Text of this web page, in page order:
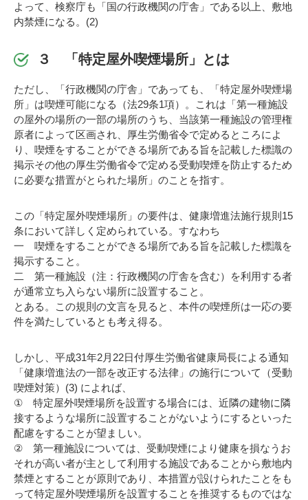
よって、検察庁も「国の行政機関の庁舎」である以上、敷地
内禁煙になる。(2)
３ 「特定屋外喫煙場所」とは
ただし、「行政機関の庁舎」であっても、「特定屋外喫煙場
所」は喫煙可能になる（法29条1項）。これは「第一種施設
の屋外の場所の一部の場所のうち、当該第一種施設の管理権
原者によって区画され、厚生労働省令で定めるところによ
り、喫煙をすることができる場所である旨を記載した標識の
掲示その他の厚生労働省令で定める受動喫煙を防止するため
に必要な措置がとられた場所」のことを指す。
この「特定屋外喫煙場所」の要件は、健康増進法施行規則15
条において詳しく定められている。すなわち
一 喫煙をすることができる場所である旨を記載した標識を
掲示すること。
二 第一種施設（注：行政機関の庁舎を含む）を利用する者
が通常立ち入らない場所に設置すること。
とある。この規則の文言を見ると、本件の喫煙所は一応の要
件を満たしているとも考え得る。
しかし、平成31年2月22日付厚生労働省健康局長による通知
「健康増進法の一部を改正する法律」の施行について（受動
喫煙対策）(3) によれば、
① 特定屋外喫煙場所を設置する場合には、近隣の建物に隣
接するような場所に設置することがないようにするといった
配慮をすることが望ましい。
② 第一種施設については、受動喫煙により健康を損なうお
それが高い者が主として利用する施設であることから敷地内
禁煙とすることが原則であり、本措置が設けられたことをも
って特定屋外喫煙場所を設置することを推奨するものではな